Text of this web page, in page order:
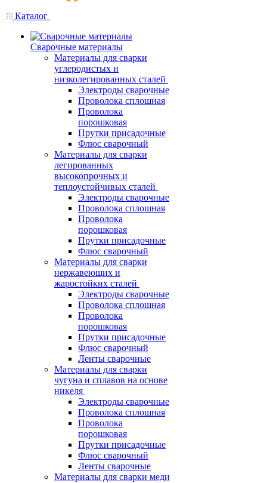
Каталог
Сварочные материалы
Материалы для сварки
углеродистых и
низколегированных сталей
Электроды сварочные
Проволока сплошная
Проволока
порошковая
Прутки присадочные
Флюс сварочный
Материалы для сварки
легированных
высокопрочных и
теплоустойчивых сталей
Электроды сварочные
Проволока сплошная
Проволока
порошковая
Прутки присадочные
Флюс сварочный
Материалы для сварки
нержавеющих и
жаростойких сталей
Электроды сварочные
Проволока сплошная
Проволока
порошковая
Прутки присадочные
Флюс сварочный
Ленты сварочные
Материалы для сварки
чугуна и сплавов на основе
никеля
Электроды сварочные
Проволока сплошная
Проволока
порошковая
Прутки присадочные
Флюс сварочный
Ленты сварочные
Материалы для сварки меди